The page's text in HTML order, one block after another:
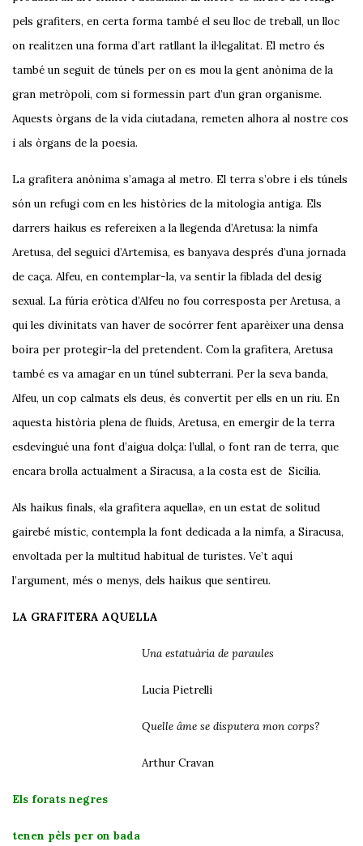
pels grafiters, en certa forma també el seu lloc de treball, un lloc
on realitzen una forma d’art ratllant la il·legalitat. El metro és
també un seguit de túnels per on es mou la gent anònima de la
gran metròpoli, com si formessin part d’un gran organisme.
Aquests òrgans de la vida ciutadana, remeten alhora al nostre cos
i als òrgans de la poesia.
La grafitera anònima s’amaga al metro. El terra s’obre i els túnels
són un refugi com en les històries de la mitologia antiga. Els
darrers haikus es refereixen a la llegenda d’Aretusa: la nimfa
Aretusa, del seguici d’Artemisa, es banyava després d’una jornada
de caça. Alfeu, en contemplar-la, va sentir la fiblada del desig
sexual. La fúria eròtica d’Alfeu no fou corresposta per Aretusa, a
qui les divinitats van haver de socórrer fent aparèixer una densa
boira per protegir-la del pretendent. Com la grafitera, Aretusa
també es va amagar en un túnel subterrani. Per la seva banda,
Alfeu, un cop calmats els deus, és convertit per ells en un riu. En
aquesta història plena de fluids, Aretusa, en emergir de la terra
esdevingué una font d’aigua dolça: l’ullal, o font ran de terra, que
encara brolla actualment a Siracusa, a la costa est de Sicília.
Als haikus finals, «la grafitera aquella», en un estat de solitud
gairebé místic, contempla la font dedicada a la nimfa, a Siracusa,
envoltada per la multitud habitual de turistes. Ve’t aquí
l’argument, més o menys, dels haikus que sentireu.
LA GRAFITERA AQUELLA
Una estatuària de paraules
Lucia Pietrelli
Quelle âme se disputera mon corps?
Arthur Cravan
Els forats negres
tenen pèls per on bada